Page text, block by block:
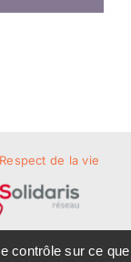
Respect de la vie
contrôle sur ce que